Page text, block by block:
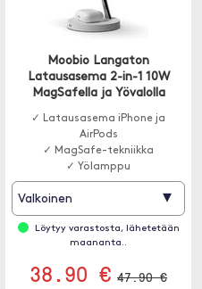
Moobio Langaton
Latausasema 2-in-1 10W
MagSafella ja Yövalolla
✓ Latausasema iPhone ja
AirPods
✓ MagSafe-tekniikka
✓ Yölamppu
Valkoinen ▾
Löytyy varastosta, lähetetään
maananta..
38.90 € 47.90 €